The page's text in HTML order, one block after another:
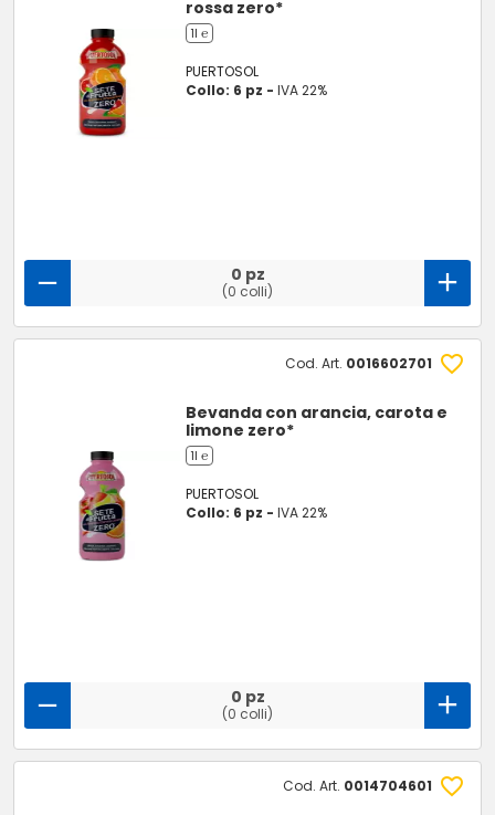
rossa zero*
1l ℮
PUERTOSOL
Collo: 6 pz -IVA 22%
0 pz
(0 colli)
Cod. Art. 0016602701
Bevanda con arancia, carota e
limone zero*
1l ℮
PUERTOSOL
Collo: 6 pz -IVA 22%
0 pz
(0 colli)
Cod. Art. 0014704601